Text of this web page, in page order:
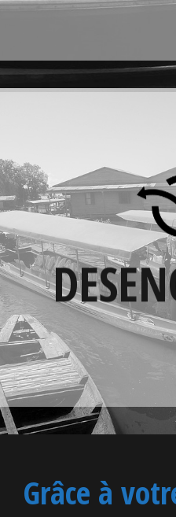
Dans des villages
facilite l'accès aux
l'école
Par ailleurs, la
pirogues pour la
bateaux pour
du fruit de leur
désenclavement
Grâce à